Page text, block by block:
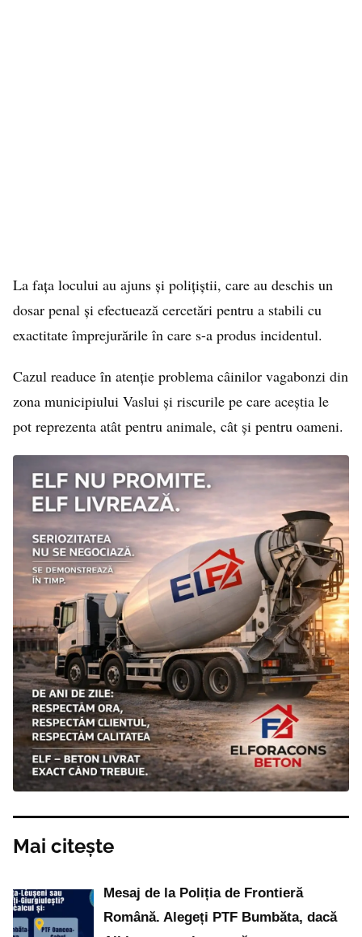
La fața locului au ajuns și polițiștii, care au deschis un
dosar penal și efectuează cercetări pentru a stabili cu
exactitate împrejurările în care s-a produs incidentul.
Cazul readuce în atenție problema câinilor vagabonzi din
zona municipiului Vaslui și riscurile pe care aceștia le
pot reprezenta atât pentru animale, cât și pentru oameni.
Mai citește
Mesaj de la Poliția de Frontieră
Română. Alegeți PTF Bumbăta, dacă